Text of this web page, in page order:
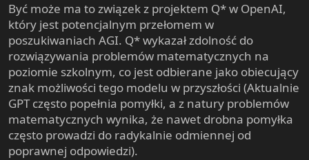
Być może ma to związek z projektem Q* w OpenAI,
który jest potencjalnym przełomem w
poszukiwaniach AGI. Q* wykazał zdolność do
rozwiązywania problemów matematycznych na
poziomie szkolnym, co jest odbierane jako obiecujący
znak możliwości tego modelu w przyszłości (Aktualnie
GPT często popełnia pomyłki, a z natury problemów
matematycznych wynika, że nawet drobna pomyłka
często prowadzi do radykalnie odmiennej od
poprawnej odpowiedzi).